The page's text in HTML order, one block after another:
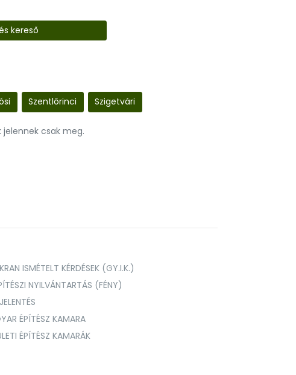
kereső
Szentlőrinci Szigetvári
csak meg.
ISMÉTELT KÉRDÉSEK (GY.I.K.)
NYILVÁNTARTÁS (FÉNY)
ÉPÍTÉSZ KAMARA
ÉPÍTÉSZ KAMARÁK